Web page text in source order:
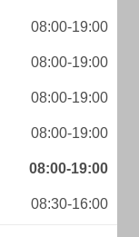
08:00-19:00
08:00-19:00
08:00-19:00
08:00-19:00
08:00-19:00
08:30-16:00